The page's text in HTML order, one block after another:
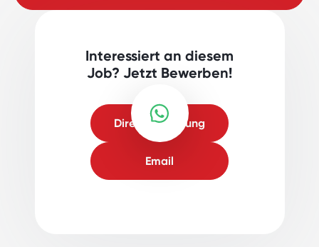
Interessiert an diesem
Job? Jetzt Bewerben!
Direktbewerbung
Email